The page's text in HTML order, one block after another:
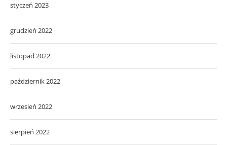
styczeń 2023
grudzień 2022
listopad 2022
październik 2022
wrzesień 2022
sierpień 2022